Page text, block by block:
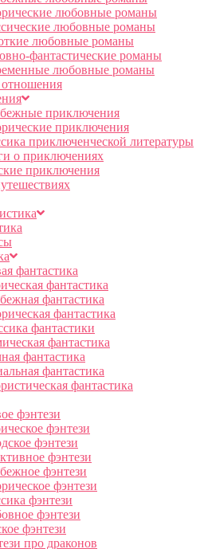
любовные романы
любовные романы
любовные романы
фантастические романы
любовные романы
приключения
приключения
приключенческой литературы
о приключениях
приключения
фантастика
фантастика
фантастика
фантастика
фантастики
фантастика
фантастика
фантастика
фантастика
фэнтези
фэнтези
фэнтези
фэнтези
фэнтези
фэнтези
фэнтези
фэнтези
фэнтези
про драконов